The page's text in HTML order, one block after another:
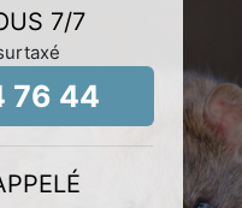
7/7
76 44